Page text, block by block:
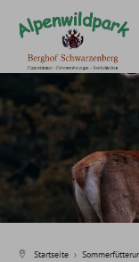
Home
Kontakt
08326 8163
Startseite ›